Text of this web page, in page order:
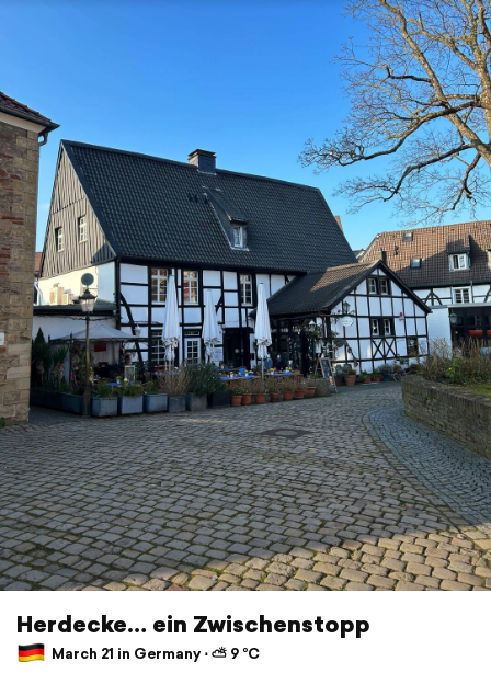
Herdecke… ein Zwischenstopp
March 21 in Germany ⋅ ⛅ 9 °C